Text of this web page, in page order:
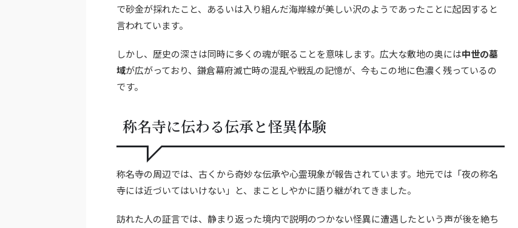
で砂金が採れたこと、あるいは入り組んだ海岸線が美しい沢のようであったことに起因すると
言われています。
しかし、歴史の深さは同時に多くの魂が眠ることを意味します。広大な敷地の奥には中世の墓
域が広がっており、鎌倉幕府滅亡時の混乱や戦乱の記憶が、今もこの地に色濃く残っているの
です。
称名寺に伝わる伝承と怪異体験
称名寺の周辺では、古くから奇妙な伝承や心霊現象が報告されています。地元では「夜の称名
寺には近づいてはいけない」と、まことしやかに語り継がれてきました。
訪れた人の証言では、静まり返った境内で説明のつかない怪異に遭遇したという声が後を絶ち